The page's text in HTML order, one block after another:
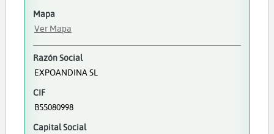
Mapa
Ver Mapa
Razón Social
EXPOANDINA SL
CIF
B55080998
Capital Social